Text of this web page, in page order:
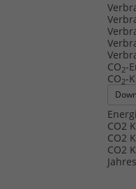
CO2-
CO2-
CO2
CO2
CO2